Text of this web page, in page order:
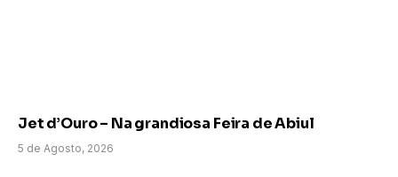
Jet d’Ouro – Na grandiosa Feira de Abiul
5 de Agosto, 2026